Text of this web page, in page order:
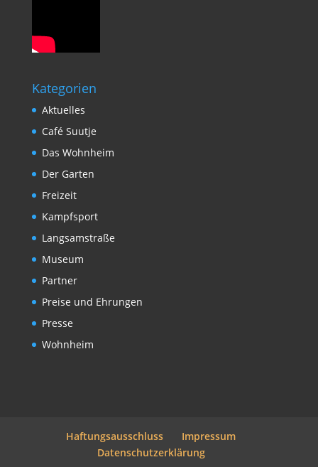
Kategorien
Aktuelles
Café Suutje
Das Wohnheim
Der Garten
Freizeit
Kampfsport
Langsamstraße
Museum
Partner
Preise und Ehrungen
Presse
Wohnheim
Haftungsausschluss
Impressum
Datenschutzerklärung